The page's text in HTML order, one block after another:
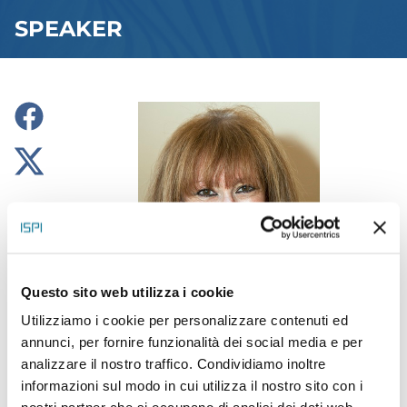
Questo sito web utilizza i cookie
Utilizziamo i cookie per personalizzare contenuti ed
annunci, per fornire funzionalità dei social media e per
analizzare il nostro traffico. Condividiamo inoltre
informazioni sul modo in cui utilizza il nostro sito con i
SPEAKER
Sara Roy
Senior Research Scholar, Middle
Eastern Studies, Harvard University,
Cambridge , USA